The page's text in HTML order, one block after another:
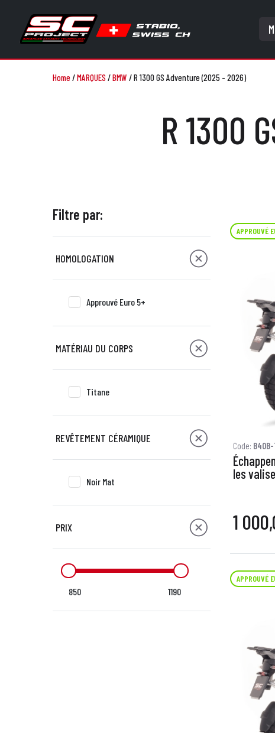
Home/MARQUES /BMW /R 1300 GS Adventure (2025 - 2026)
R 1300
Filtre par:
HOMOLOGATION
Approuvé Euro 5+
MATÉRIAU DU CORPS
Titane
REVÊTEMENT CÉRAMIQUE
Noir Mat
PRIX
850 1190
APPROUVÉ
Code:
les
1
APPROUVÉ